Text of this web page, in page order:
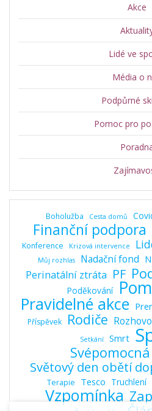
Akce
Lidé ve
Média o
Podpůrné
Pomoc pro
Boholužba Cesta domů
Finanční podpora
Konference Krizová intervence
Můj rozhlas
Nadační fond
Perinatální ztráta PF
Poděkování
Pravidelné akce
Příspěvek Rodiče
Setkání Smrt
Světový den obětí
Terapie Tesco Truchlení
Vzpomínka